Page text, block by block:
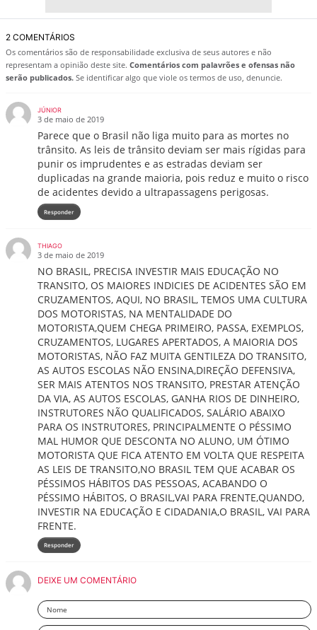
2 COMENTÁRIOS
Os comentários são de responsabilidade exclusiva de seus autores e não
representam a opinião deste site. Comentários com palavrões e ofensas não
serão publicados. Se identificar algo que viole os termos de uso, denuncie.
JÚNIOR
3 de maio de 2019
Parece que o Brasil não liga muito para as mortes no
trânsito. As leis de trânsito deviam ser mais rígidas para
punir os imprudentes e as estradas deviam ser
duplicadas na grande maioria, pois reduz e muito o risco
de acidentes devido a ultrapassagens perigosas.
Responder
THIAGO
3 de maio de 2019
NO BRASIL, PRECISA INVESTIR MAIS EDUCAÇÃO NO
TRANSITO, OS MAIORES INDICIES DE ACIDENTES SÃO EM
CRUZAMENTOS, AQUI, NO BRASIL, TEMOS UMA CULTURA
DOS MOTORISTAS, NA MENTALIDADE DO
MOTORISTA,QUEM CHEGA PRIMEIRO, PASSA, EXEMPLOS,
CRUZAMENTOS, LUGARES APERTADOS, A MAIORIA DOS
MOTORISTAS, NÃO FAZ MUITA GENTILEZA DO TRANSITO,
AS AUTOS ESCOLAS NÃO ENSINA,DIREÇÃO DEFENSIVA,
SER MAIS ATENTOS NOS TRANSITO, PRESTAR ATENÇÃO
DA VIA, AS AUTOS ESCOLAS, GANHA RIOS DE DINHEIRO,
INSTRUTORES NÃO QUALIFICADOS, SALÁRIO ABAIXO
PARA OS INSTRUTORES, PRINCIPALMENTE O PÉSSIMO
MAL HUMOR QUE DESCONTA NO ALUNO, UM ÓTIMO
MOTORISTA QUE FICA ATENTO EM VOLTA QUE RESPEITA
AS LEIS DE TRANSITO,NO BRASIL TEM QUE ACABAR OS
PÉSSIMOS HÁBITOS DAS PESSOAS, ACABANDO O
PÉSSIMO HÁBITOS, O BRASIL,VAI PARA FRENTE,QUANDO,
INVESTIR NA EDUCAÇÃO E CIDADANIA,O BRASIL, VAI PARA
FRENTE.
Responder
DEIXE UM COMENTÁRIO
Nome